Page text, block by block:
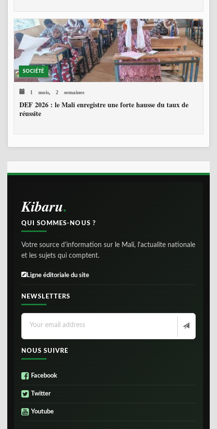
SOCIÉTÉ
1 mois, 2 semaines
DEF 2026 : le Mali enregistre une forte hausse du taux de
réussite
Kibaru
QUI SOMMES-NOUS ?
Votre source d'information sur le Mali, l'actualite nationale
et les sujets qui comptent.
Ligne éditoriale du site
NEWSLETTERS
NOUS SUIVRE
Facebook
Twitter
Youtube